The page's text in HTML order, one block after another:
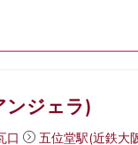
ンジェラ)
口
五位堂駅(近鉄大